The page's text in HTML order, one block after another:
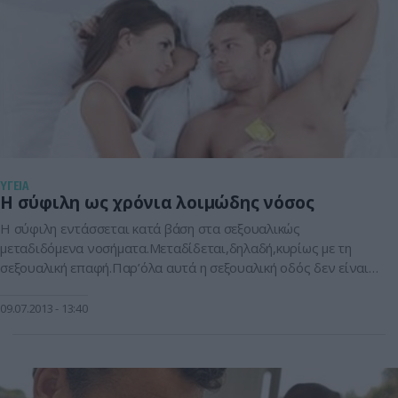
ΥΓΕΙΑ
Η σύφιλη ως χρόνια λοιμώδης νόσος
Η σύφιλη εντάσσεται κατά βάση στα σεξουαλικώς
μεταδιδόμενα νοσήματα.Μεταδίδεται,δηλαδή,κυρίως με τη
σεξουαλική επαφή.Παρ’όλα αυτά η σεξουαλική οδός δεν είναι
διότι… χωρίς την ενδεικνυόμενη θεραπεία, η σύφιλη γίνεται
χρόνια σύφιλη διακρίνουμε τέσσερα στάδια: Τη […]
09.07.2013 13:40